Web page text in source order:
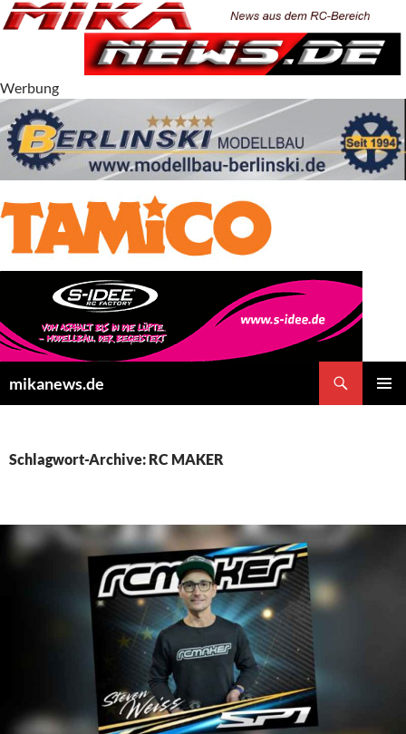
Zum
Inhalt
Werbung
mikanews.de
Schlagwort-Archive: RC MAKER